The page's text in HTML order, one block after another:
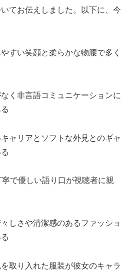
てお伝えしました。以下に、今
すい笑顔と柔らかな物腰で多く
く非言語コミュニケーションに
ャリアとソフトな外見とのギャ
寧で優しい語り口が視聴者に親
しさや清潔感のあるファッショ
取り入れた服装が彼女のキャラ